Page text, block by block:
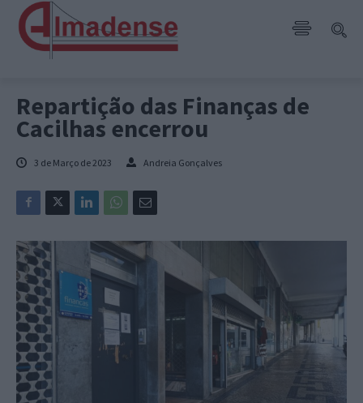
Repartição das Finanças de
Cacilhas encerrou
3 de Março de 2023 Andreia Gonçalves